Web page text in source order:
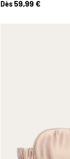
Dès59,99 €